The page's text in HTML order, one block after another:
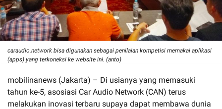
caraudio.network bisa digunakan sebagai penilaian kompetisi memakai aplikasi
(apps) yang terkoneksi ke website ini. (anto)
mobilinanews (Jakarta) – Di usianya yang memasuki
tahun ke-5, asosiasi Car Audio Network (CAN) terus
melakukan inovasi terbaru supaya dapat membawa dunia